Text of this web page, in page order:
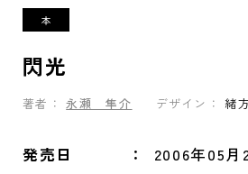
閃光
著者： 永瀬 隼介 デザイン： 緒
発売日 2006年05月